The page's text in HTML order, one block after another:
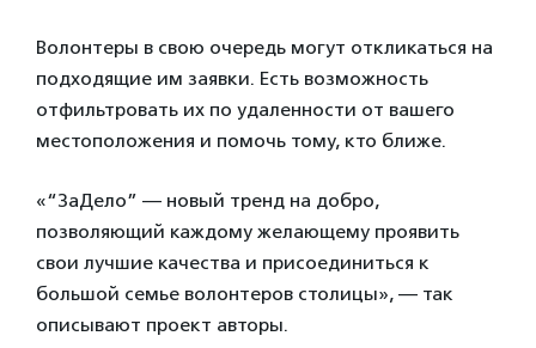
Волонтеры в свою очередь могут откликаться на
подходящие им заявки. Есть возможность
отфильтровать их по удаленности от вашего
местоположения и помочь тому, кто ближе.
«“ЗаДело” — новый тренд на добро,
позволяющий каждому желающему проявить
свои лучшие качества и присоединиться к
большой семье волонтеров столицы», — так
описывают проект авторы.